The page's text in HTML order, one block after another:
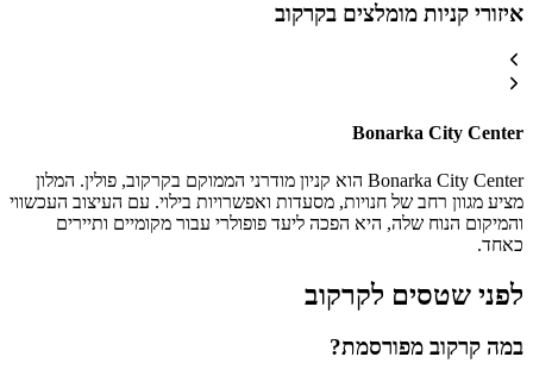
איזורי קניות מומלצים בקרקוב
Bonarka City Center
Bonarka City Center הוא קניון מודרני הממוקם בקרקוב, פולין. המלון
מציע מגוון רחב של חנויות, מסעדות ואפשרויות בילוי. עם העיצוב העכשווי
והמיקום הנוח שלה, היא הפכה ליעד פופולרי עבור מקומיים ותיירים
כאחד.
לפני שטסים לקרקוב
במה קרקוב מפורסמת?